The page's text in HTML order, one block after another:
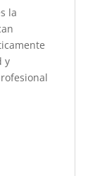
la
y